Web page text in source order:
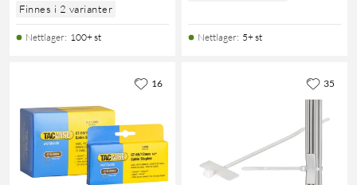
Finnes i 2 varianter
Nettlager: 100+ st Nettlager: 5+ st
16 35